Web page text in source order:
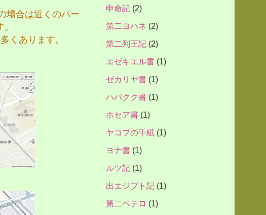
場合は近くのパー
くあります。
申命記 (2)
第二ヨハネ (2)
第二列王記 (2)
エゼキエル書 (1)
ゼカリヤ書 (1)
ハバクク書 (1)
ホセア書 (1)
ヤコブの手紙 (1)
ヨナ書 (1)
ルツ記 (1)
出エジプト記 (1)
第二ペテロ (1)